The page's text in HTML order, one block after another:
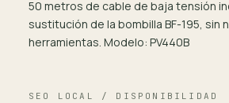
50 metros de cable de baja tensión
sustitución de la bombilla BF-195, sin
herramientas. Modelo: PV440B
SEO LOCAL / DISPONIBILIDAD